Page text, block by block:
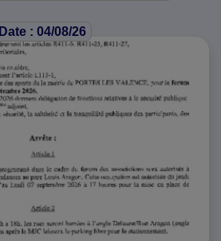
Date : 04/08/26